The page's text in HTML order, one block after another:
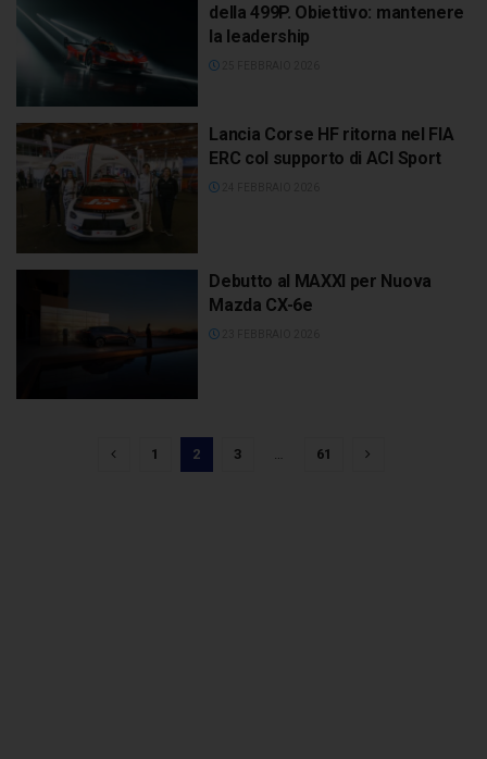
della 499P. Obiettivo: mantenere
la leadership
Lancia Corse HF ritorna nel FIA
ERC col supporto di ACI Sport
Debutto al MAXXI per Nuova
Mazda CX-6e
1 2 3 … 61